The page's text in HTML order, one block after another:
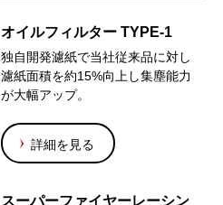
オイルフィルター TYPE-1
独自開発濾紙で当社従来品に対し
濾紙面積を約15%向上し集塵能力
が大幅アップ。
詳細を見る
スーパーファイヤーレーシン